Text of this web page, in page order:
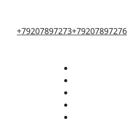
+79207897273+79207897276